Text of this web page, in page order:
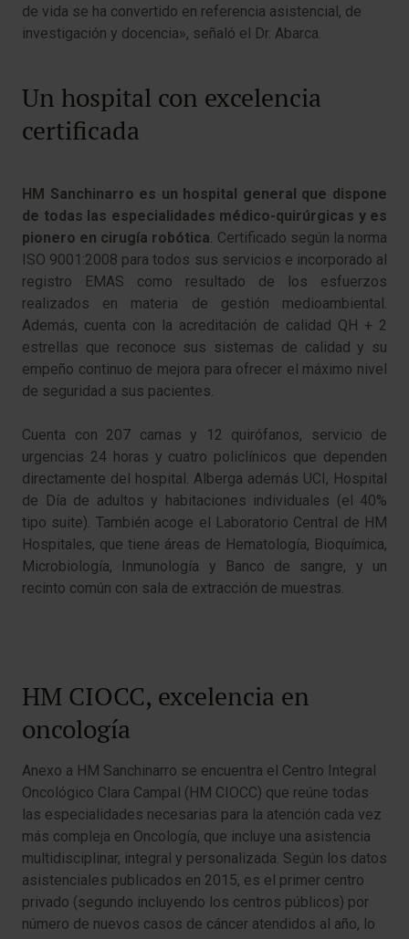
de vida se ha convertido en referencia asistencial, de
investigación y docencia», señaló el Dr. Abarca.
Un hospital con excelencia
certificada
HM Sanchinarro es un hospital general que dispone
de todas las especialidades médico-quirúrgicas y es
pionero en cirugía robótica. Certificado según la norma
ISO 9001:2008 para todos sus servicios e incorporado al
registro EMAS como resultado de los esfuerzos
realizados en materia de gestión medioambiental.
Además, cuenta con la acreditación de calidad QH + 2
estrellas que reconoce sus sistemas de calidad y su
empeño continuo de mejora para ofrecer el máximo nivel
de seguridad a sus pacientes.
Cuenta con 207 camas y 12 quirófanos, servicio de
urgencias 24 horas y cuatro policlínicos que dependen
directamente del hospital. Alberga además UCI, Hospital
de Día de adultos y habitaciones individuales (el 40%
tipo suite). También acoge el Laboratorio Central de HM
Hospitales, que tiene áreas de Hematología, Bioquímica,
Microbiología, Inmunología y Banco de sangre, y un
recinto común con sala de extracción de muestras.
HM CIOCC, excelencia en
oncología
Anexo a HM Sanchinarro se encuentra el Centro Integral
Oncológico Clara Campal (HM CIOCC) que reúne todas
las especialidades necesarias para la atención cada vez
más compleja en Oncología, que incluye una asistencia
multidisciplinar, integral y personalizada. Según los datos
asistenciales publicados en 2015, es el primer centro
privado (segundo incluyendo los centros públicos) por
número de nuevos casos de cáncer atendidos al año, lo